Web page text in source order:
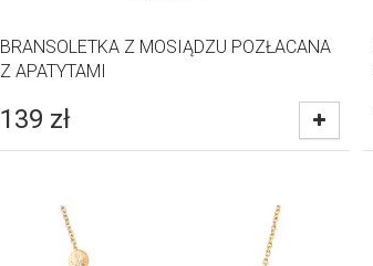
BRANSOLETKA Z MOSIĄDZU POZŁACANA
Z APATYTAMI
139 zł